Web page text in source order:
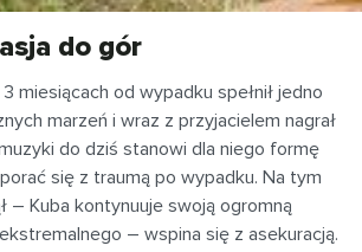
do gór
miesiącach od wypadku spełnił jedno
marzeń i wraz z przyjacielem nagrał
do dziś stanowi dla niego formę
się z traumą po wypadku. Na tym
– Kuba kontynuuje swoją ogromną
– wspina się z asekuracją.